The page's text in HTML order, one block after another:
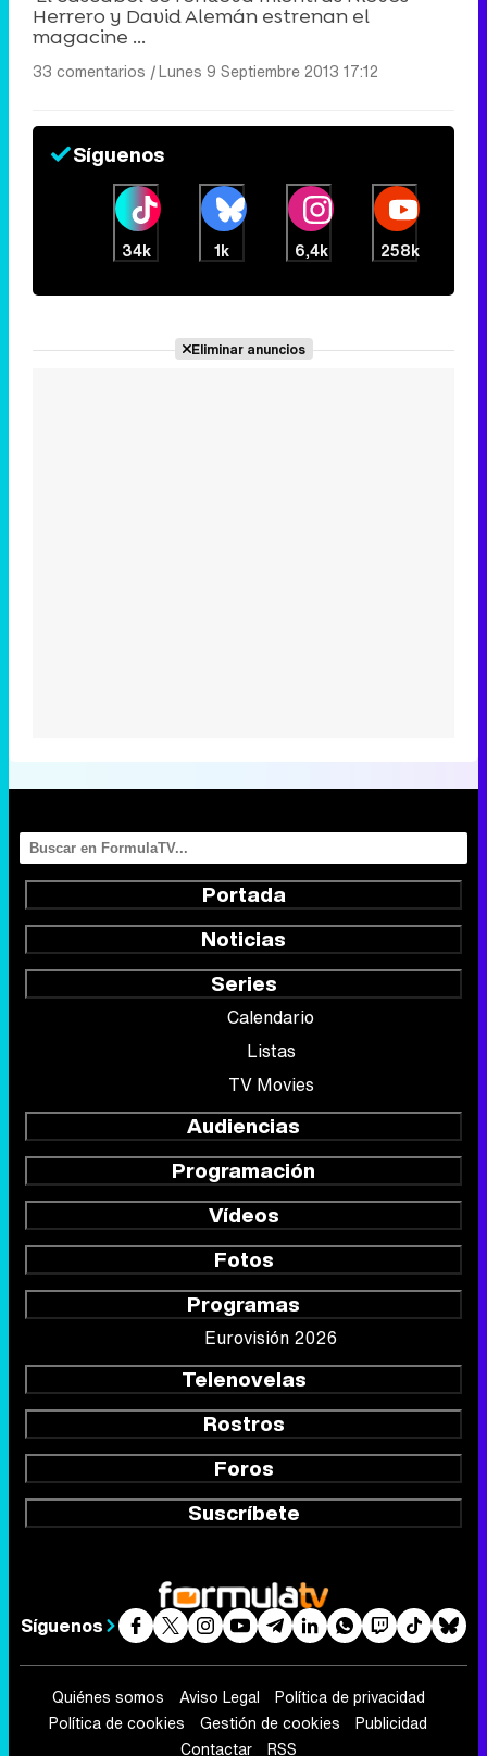
Herrero y David Alemán estrenan el
magacine ...
33 comentarios |Lunes 9 Septiembre 2013 17:12
Síguenos
34k 1k 6,4k 258k
Eliminar anuncios
Portada
Noticias
Series
Calendario
Listas
TV Movies
Audiencias
Programación
Vídeos
Fotos
Programas
Eurovisión 2026
Telenovelas
Rostros
Foros
Suscríbete
Síguenos
Quiénes somos Aviso Legal
Política de privacidad
Política de cookies
Gestión de cookies
Publicidad
Contactar
RSS